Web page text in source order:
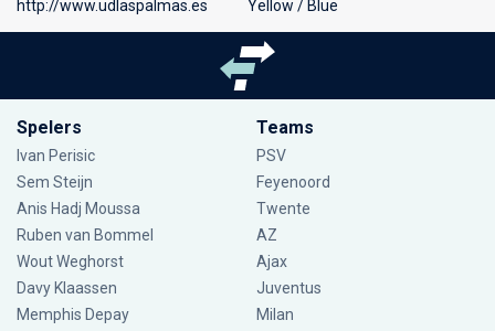
http://www.udlaspalmas.es
Yellow / Blue
Spelers
Ivan Perisic
Sem Steijn
Anis Hadj Moussa
Ruben van Bommel
Wout Weghorst
Davy Klaassen
Memphis Depay
Teams
PSV
Feyenoord
Twente
AZ
Ajax
Juventus
Milan